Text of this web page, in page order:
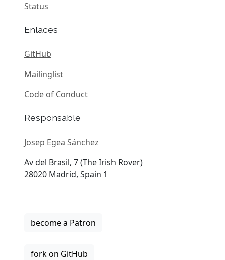
Status
Enlaces
GitHub
Mailinglist
Code of Conduct
Responsable
Josep Egea Sánchez
Av del Brasil, 7 (The Irish Rover)
28020 Madrid, Spain 1
become a Patron
fork on GitHub